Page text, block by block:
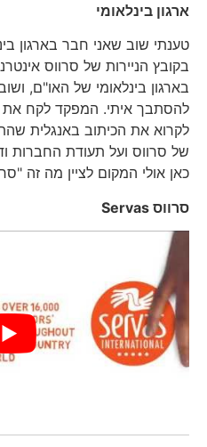
ארגון בינלאומי
טענתי שוב שאני חבר בארגון
בקובץ הניירות של סרווס
בארגון בינלאומי של האו"ם,
להסתבך איתי. המפקד לקח את
לקרוא את הכיתוב באנגלית
של סרווס ועל תעודת החברות
כאן אולי המקום לציין מה זה
סרווס Servas